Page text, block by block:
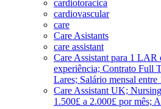
cardiotoracica
cardiovascular
care
Care Asistants
care assistant
Care Assistant para 1 LAR
experiência; Contrato Full
Lares; Salário mensal
Care Assistant UK;
1.500£ a 2.000£ por mês;